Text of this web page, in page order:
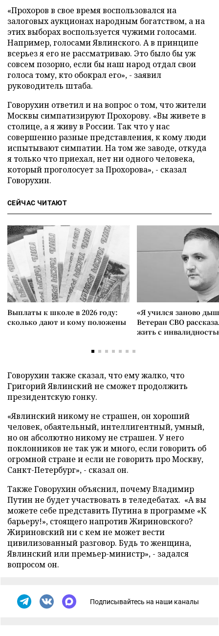
«Прохоров в свое время воспользовался на
залоговых аукционах народным богатством, а на
этих выборах воспользуется чужими голосами.
Например, голосами Явлинского. А в принципе
всерьез я его не рассматриваю. Это было бы уж
совсем позорно, если бы наш народ отдал свои
голоса тому, кто обокрал его», - заявил
руководитель штаба.
Говорухин ответил и на вопрос о том, что жители
Москвы симпатизируют Прохорову. «Вы живете в
столице, а я живу в России. Так что у нас
совершенно разные представления, к кому люди
испытывают симпатии. На том же заводе, откуда
я только что приехал, нет ни одного человека,
который проголосует за Прохорова», - сказал
Говорухин.
СЕЙЧАС ЧИТАЮТ
Выплаты к школе в 2026 году:
сколько дают и кому положены
«Я учился заново
Ветеран СВО
жить с
Говорухин также сказал, что ему жалко, что
Григорий Явлинский не сможет продолжить
президентскую гонку.
«Явлинский никому не страшен, он хороший
человек, обаятельный, интеллигентный, умный,
но он абсолютно никому не страшен. У него
поклонников не так уж и много, если говорить об
огромной стране и если не говорить про Москву,
Санкт-Петербург», - сказал он.
Также Говорухин объяснил, почему Владимир
Путин не будет участвовать в теледебатах. «А вы
можете себе представить Путина в программе «К
барьеру!», стоящего напротив Жириновского?
Жириновский ни с кем не может вести
цивилизованный разговор. Будь то женщина,
Явлинский или премьер-министр», - задался
вопросом он.
Подписывайтесь на наши каналы